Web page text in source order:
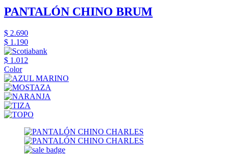
PANTALÓN CHINO BRUM
$ 2.690
$ 1.190
$ 1.012
Color